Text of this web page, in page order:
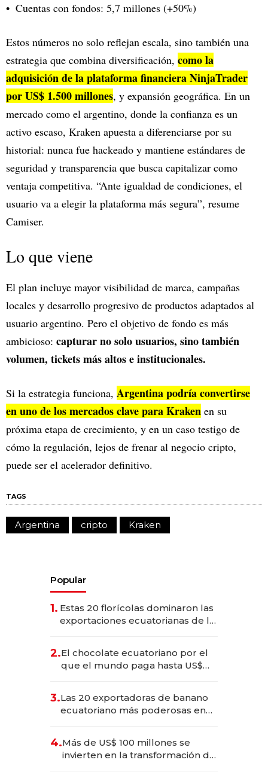
Cuentas con fondos: 5,7 millones (+50%)
Estos números no solo reflejan escala, sino también una
estrategia que combina diversificación, como la
adquisición de la plataforma financiera NinjaTrader
por US$ 1.500 millones, y expansión geográfica. En un
mercado como el argentino, donde la confianza es un
activo escaso, Kraken apuesta a diferenciarse por su
historial: nunca fue hackeado y mantiene estándares de
seguridad y transparencia que busca capitalizar como
ventaja competitiva. “Ante igualdad de condiciones, el
usuario va a elegir la plataforma más segura”, resume
Camiser.
Lo que viene
El plan incluye mayor visibilidad de marca, campañas
locales y desarrollo progresivo de productos adaptados al
usuario argentino. Pero el objetivo de fondo es más
ambicioso: capturar no solo usuarios, sino también
volumen, tickets más altos e institucionales.
Si la estrategia funciona, Argentina podría convertirse
en uno de los mercados clave para Kraken en su
próxima etapa de crecimiento, y en un caso testigo de
cómo la regulación, lejos de frenar al negocio cripto,
puede ser el acelerador definitivo.
TAGS
Argentina cripto Kraken
Popular
1. Estas 20 florícolas dominaron las
exportaciones ecuatorianas de la
2.El chocolate ecuatoriano por el
que el mundo paga hasta US$
3.Las 20 exportadoras de banano
ecuatoriano más poderosas en
4.Más de US$ 100 millones se
invierten en la transformación de